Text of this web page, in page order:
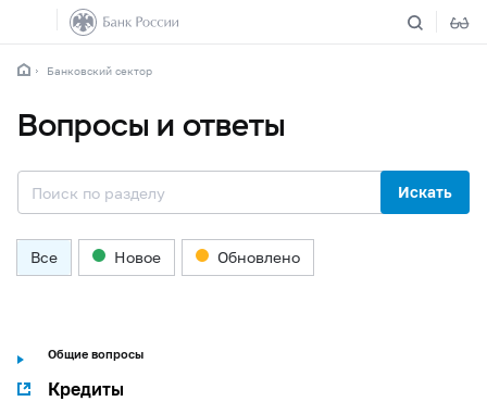
Банковский сектор
Вопросы и ответы
Искать
Все Новое Обновлено
Общие вопросы
Кредиты